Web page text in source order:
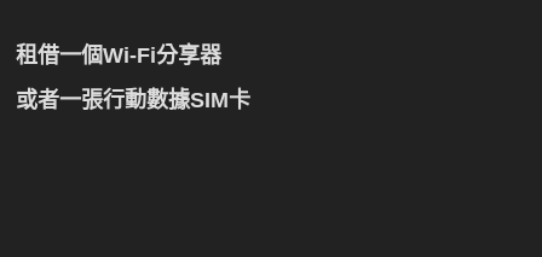
租借一個Wi-Fi分享器
或者一張行動數據SIM卡